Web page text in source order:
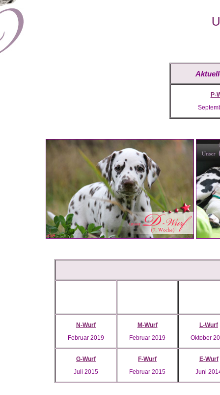
P-
N-Wurf
Februar 2019
M-Wurf
Februar 2019
L-Wurf
Oktober
G-Wurf
Juli 2015
F-Wurf
Februar 2015
E-Wurf
Juni